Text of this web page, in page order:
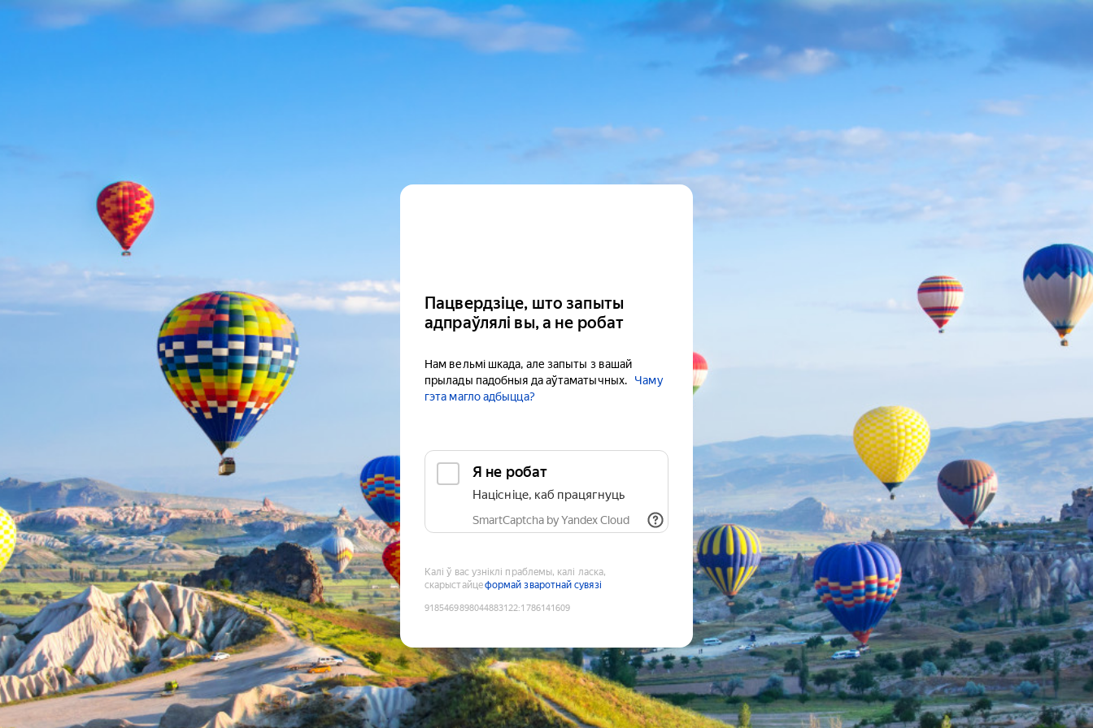
Пацвердзіце, што запыты
адпраўлялі вы, а не робат
Нам вельмі шкада, але запыты з вашай
прылады падобныя да аўтаматычных.
Чаму
гэта магло адбыцца?
Я не робат
Націсніце, каб працягнуць
SmartCaptcha by Yandex Cloud
Калі ў вас узніклі праблемы, калі ласка,
скарыстайцеформай зваротнай сувязі
9185469898044883122:1786141609